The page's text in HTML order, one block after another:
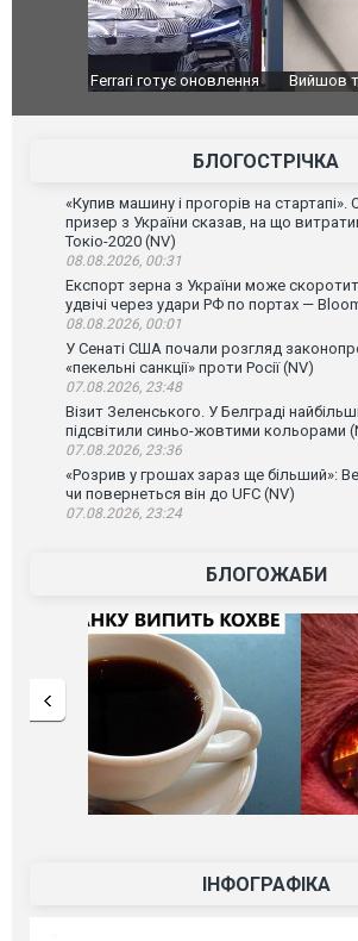
Вийшов трейлер нової екранізації
фільму "Афера Томаса Крауна"
БЛОГОСТРІЧКА
«Купив машину і прогорів на стартапі».
призер з України сказав, на що
Токіо-2020 (NV)
08.08.2026, 00:31
Експорт зерна з України може
удвічі через удари РФ по портах —
08.08.2026, 00:01
У Сенаті США почали розгляд
«пекельні санкції» проти Росії (NV)
07.08.2026, 23:48
Візит Зеленського. У Белграді
підсвітили синьо-жовтими кольорами
07.08.2026, 23:36
«Розрив у грошах зараз ще більший»:
чи повернеться він до UFC (NV)
07.08.2026, 23:24
БЛОГОЖАБИ
ІНФОГРАФІКА